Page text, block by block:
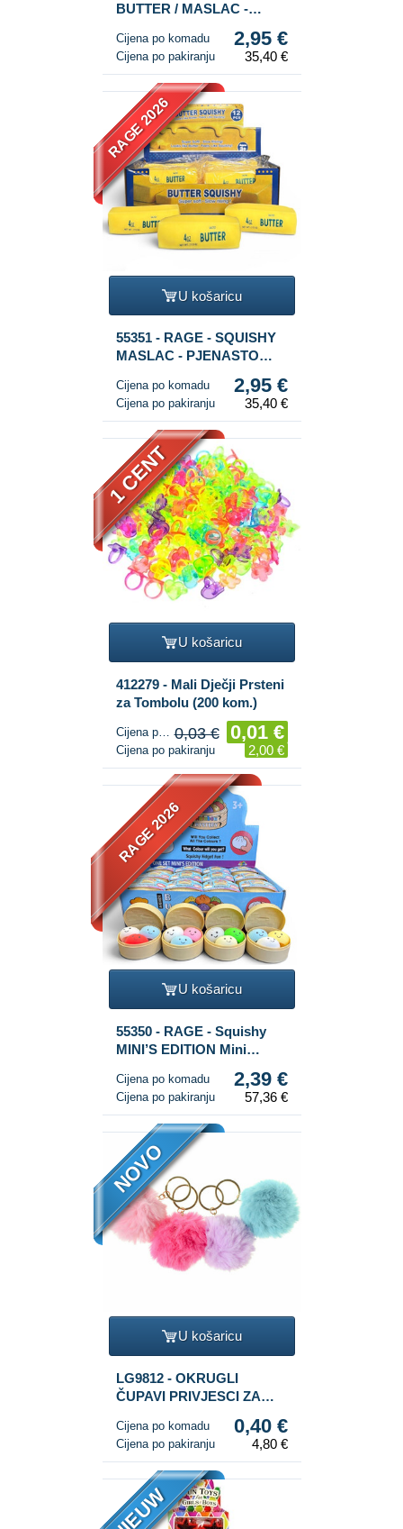
BUTTER / MASLAC -
RISING - Dim. 13x4x4 cm -
U DISPLAYU (12 kom.)
Cijena po komadu 2,95 €
Cijena po pakiranju 35,40 €
RAGE 2026
U košaricu
55351 - RAGE - SQUISHY
MASLAC - PJENASTO
RISING - Dim. 11x4x4 cm -
U DISPLAYU (12 kom.)
Cijena po komadu 2,95 €
Cijena po pakiranju 35,40 €
1 CENT
U košaricu
412279 - Mali Dječji Prsteni
za Tombolu (200 kom.)
Cijena po komadu 0,03 € 0,01 €
Cijena po pakiranju 2,00 €
RAGE 2026
U košaricu
55350 - RAGE - Squishy
MINI’S EDITION Mini
MALE (5.3 x 5.3 x 4.1 cm)
Viral 2026 Fidget Toy (24
Cijena po komadu 2,39 €
Cijena po pakiranju 57,36 €
NOVO
U košaricu
LG9812 - OKRUGLI
ČUPAVI PRIVJESCI ZA
Cijena po komadu 0,40 €
Cijena po pakiranju 4,80 €
NIEUW